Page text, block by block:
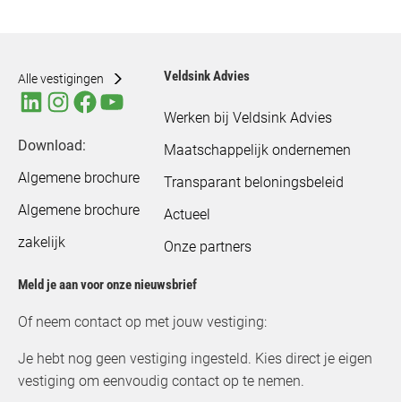
Alle vestigingen
Download:
Algemene brochure
Algemene brochure
zakelijk
Veldsink Advies
Werken bij Veldsink Advies
Maatschappelijk ondernemen
Transparant beloningsbeleid
Actueel
Onze partners
Meld je aan voor onze nieuwsbrief
Of neem contact op met jouw vestiging:
Je hebt nog geen vestiging ingesteld. Kies direct je eigen
vestiging om eenvoudig contact op te nemen.